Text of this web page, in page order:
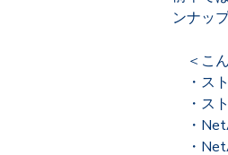
ンナッ
＜こ
・ス
・ス
・
・